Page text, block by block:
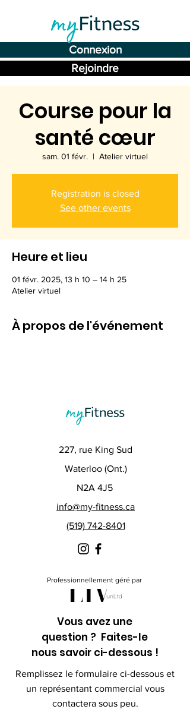
Connexion
Rejoindre
Course pour la
santé cœur
sam. 01 févr.
  |
Atelier virtuel
Registration is closed
See other events
Heure et lieu
01 févr. 2025, 13 h 10 – 14 h 25
Atelier virtuel
À propos de l'événement
227, rue King Sud
Waterloo (Ont.)
N2A 4J5
info@my-fitness.ca
(519) 742-8401
Professionnellement géré par
Vous avez une
question ? Faites-le
nous savoir ci-dessous !
Remplissez le formulaire ci-dessous et
un représentant commercial vous
contactera sous peu.